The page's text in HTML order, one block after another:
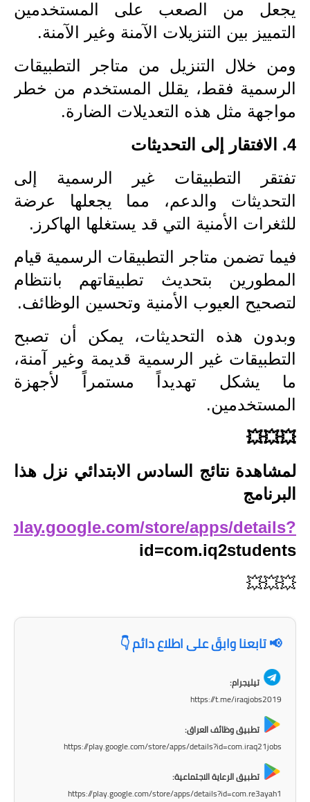
صحة وطب
فن ومشاهير
العامة
يجعل من الصعب على المستخدمين
التمييز بين التنزيلات الآمنة وغير الآمنة.
ومن خلال التنزيل من متاجر التطبيقات
الرسمية فقط، يقلل المستخدم من خطر
مواجهة مثل هذه التعديلات الضارة.
4. الافتقار إلى التحديثات
تفتقر التطبيقات غير الرسمية إلى
التحديثات والدعم، مما يجعلها عرضة
للثغرات الأمنية التي قد يستغلها الهاكرز.
فيما تضمن متاجر التطبيقات الرسمية قيام
المطورين بتحديث تطبيقاتهم بانتظام
لتصحيح العيوب الأمنية وتحسين الوظائف.
وبدون هذه التحديثات، يمكن أن تصبح
التطبيقات غير الرسمية قديمة وغير آمنة،
ما يشكل تهديداً مستمراً لأجهزة
المستخدمين.
💥💥💥
لمشاهدة نتائج السادس الابتدائي نزل هذا
البرنامج
play.google.com/store/apps/details?
id=com.iq2students
💥💥💥
📢 تابعنا وابقَ على اطلاع دائم 👇
تيليجرام:
https://t.me/iraqjobs2019
تطبيق وظائف العراق:
https://play.google.com/store/apps/details?id=com.iraq21jobs
تطبيق الرعاية الاجتماعية:
https://play.google.com/store/apps/details?id=com.re3ayah1